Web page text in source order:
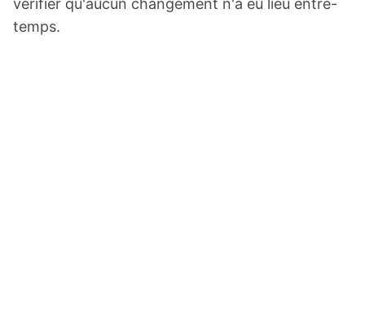
vérifier qu'aucun changement n'a eu lieu entre-
temps.